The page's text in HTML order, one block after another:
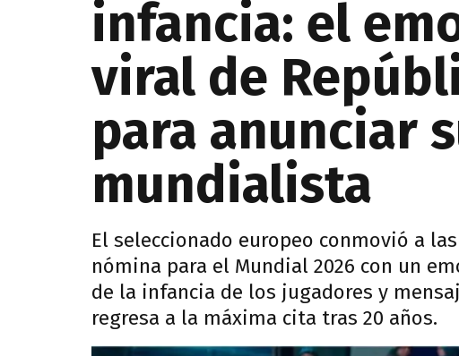
infancia: el
viral de
para anunciar
mundialista
El seleccionado europeo conmovió a
nómina para el Mundial 2026 con un
de la infancia de los jugadores y
regresa a la máxima cita tras 20 años.